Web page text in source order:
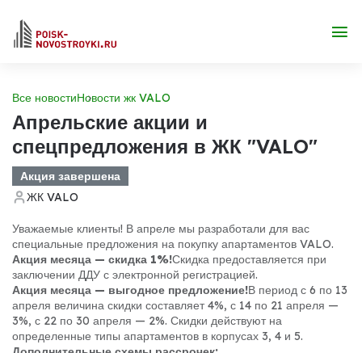
Все новостиНовости жк VALO
Апрельские акции и
спецпредложения в ЖК "VALO"
Акция завершена
ЖК VALO
Уважаемые клиенты! В апреле мы разработали для вас
специальные предложения на покупку апартаментов VALO.
Акция месяца — скидка 1%!Скидка предоставляется при
заключении ДДУ с электронной регистрацией.
Акция месяца — выгодное предложение!В период с 6 по 13
апреля величина скидки составляет 4%, с 14 по 21 апреля —
3%, с 22 по 30 апреля — 2%. Скидки действуют на
определенные типы апартаментов в корпусах 3, 4 и 5.